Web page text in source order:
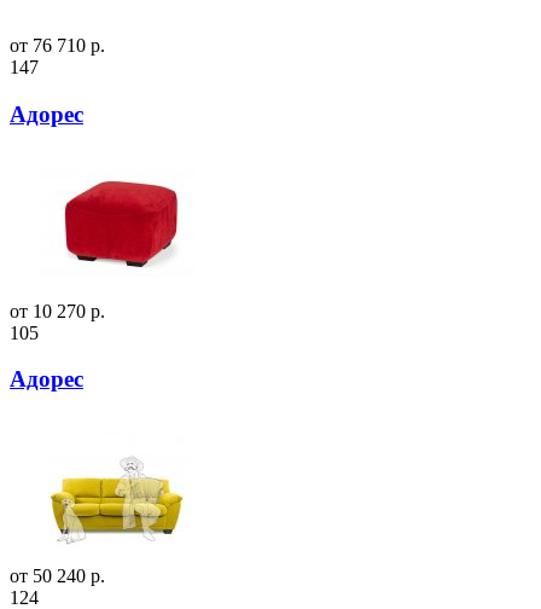
от 76 710 р.
147
Адорес
от 10 270 р.
105
Адорес
от 50 240 р.
124